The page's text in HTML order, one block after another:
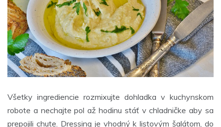
Všetky ingrediencie rozmixujte dohladka v kuchynskom
robote a nechajte pol až hodinu stáť v chladničke aby sa
prepojili chute. Dressing je vhodný k listovým šalátom, do